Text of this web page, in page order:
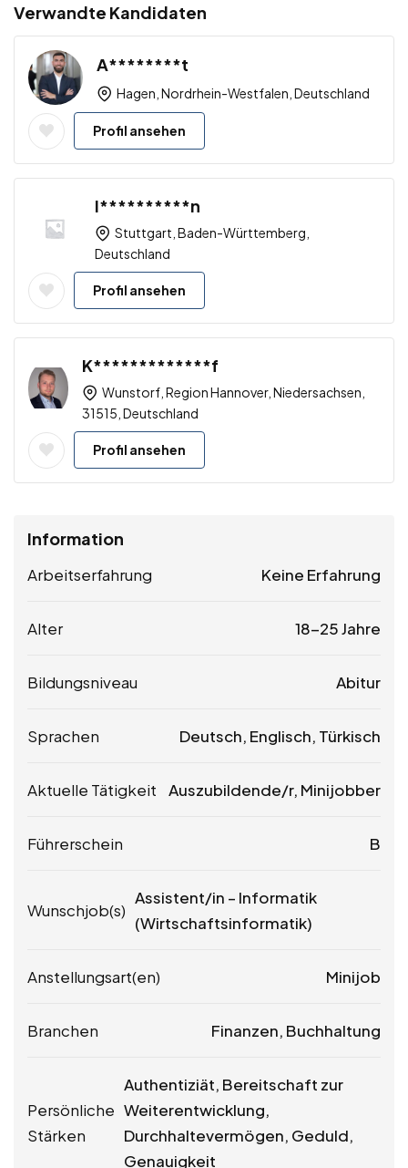
Verwandte Kandidaten
A********t
Hagen, Nordrhein-Westfalen, Deutschland
Profil ansehen
I**********n
Stuttgart, Baden-Württemberg,
Deutschland
Profil ansehen
K*************f
Wunstorf, Region Hannover, Niedersachsen,
31515, Deutschland
Profil ansehen
Information
Arbeitserfahrung Keine Erfahrung
Alter 18-25 Jahre
Bildungsniveau Abitur
Sprachen Deutsch, Englisch, Türkisch
Aktuelle Tätigkeit Auszubildende/r, Minijobber
Führerschein B
Wunschjob(s)
Assistent/in – Informatik
(Wirtschaftsinformatik)
Anstellungsart(en) Minijob
Branchen Finanzen, Buchhaltung
Persönliche
Stärken
Authentiziät, Bereitschaft zur
Weiterentwicklung,
Durchhaltevermögen, Geduld,
Genauigkeit